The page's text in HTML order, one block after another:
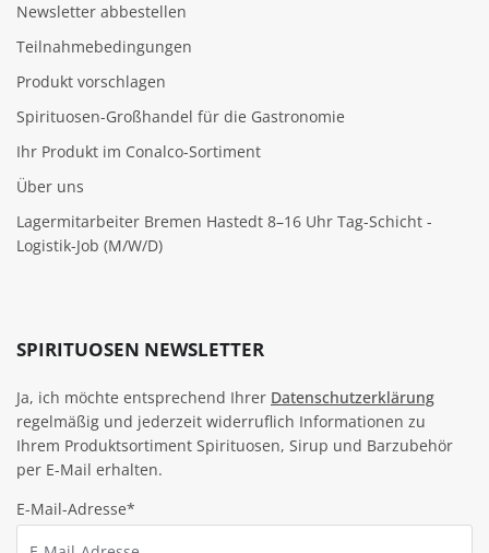
Newsletter abbestellen
Teilnahmebedingungen
Produkt vorschlagen
Spirituosen-Großhandel für die Gastronomie
Ihr Produkt im Conalco-Sortiment
Über uns
Lagermitarbeiter Bremen Hastedt 8–16 Uhr Tag-Schicht -
Logistik-Job (M/W/D)
SPIRITUOSEN NEWSLETTER
Ja, ich möchte entsprechend Ihrer Datenschutzerklärung
regelmäßig und jederzeit widerruflich Informationen zu
Ihrem Produktsortiment Spirituosen, Sirup und Barzubehör
per E-Mail erhalten.
E-Mail-Adresse*